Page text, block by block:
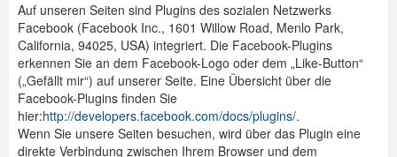
Auf unseren Seiten sind Plugins des sozialen Netzwerks
Facebook (Facebook Inc., 1601 Willow Road, Menlo Park,
California, 94025, USA) integriert. Die Facebook-Plugins
erkennen Sie an dem Facebook-Logo oder dem „Like-Button“
(„Gefällt mir“) auf unserer Seite. Eine Übersicht über die
Facebook-Plugins finden Sie
hier:http://developers.facebook.com/docs/plugins/.
Wenn Sie unsere Seiten besuchen, wird über das Plugin eine
direkte Verbindung zwischen Ihrem Browser und dem